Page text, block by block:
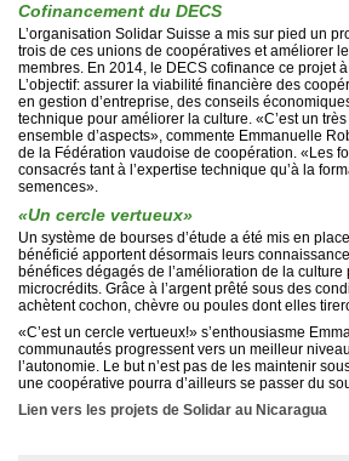
Cofinancement du DECS
L’organisation Solidar Suisse a mis sur pied un
trois de ces unions de coopératives et améliorer
membres. En 2014, le DECS cofinance ce projet
L’objectif: assurer la viabilité financière des
en gestion d’entreprise, des conseils
technique pour améliorer la culture. «C’est un
ensemble d’aspects», commente Emmanuelle
de la Fédération vaudoise de coopération. «Les
consacrés tant à l’expertise technique qu’à la
semences».
«Un cercle vertueux»
Un système de bourses d’étude a été mis en
bénéficié apportent désormais leurs
bénéfices dégagés de l’amélioration de la culture
microcrédits. Grâce à l’argent prêté sous des
achètent cochon, chèvre ou poules dont elles
«C’est un cercle vertueux!» s’enthousiasme
communautés progressent vers un meilleur
l’autonomie. Le but n’est pas de les maintenir
une coopérative pourra d’ailleurs se passer du
Lien vers les projets de Solidar au Nicaragua